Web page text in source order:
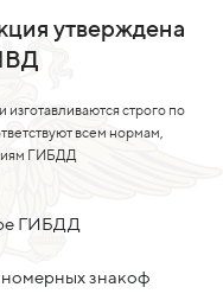
утверждена
строго по
всем нормам,
ГИБДД
ГИБДД
знакоф